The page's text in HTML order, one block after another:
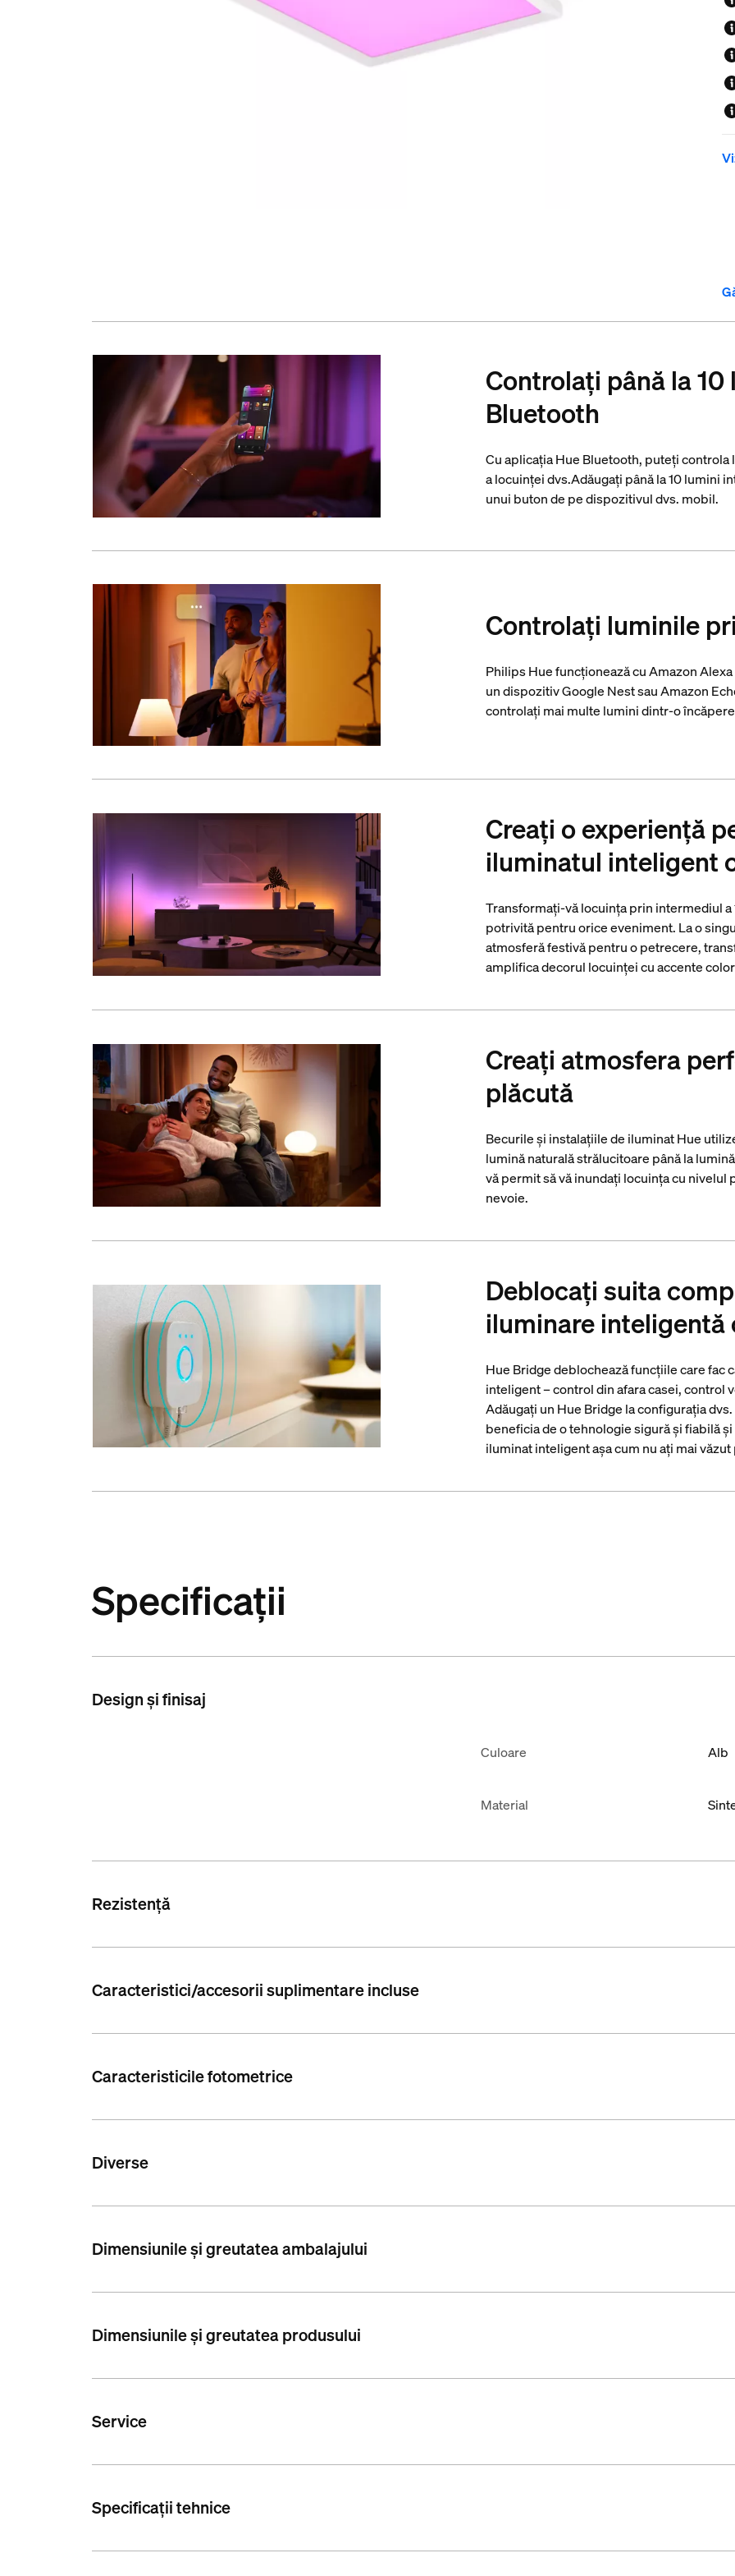
Controlați până la
Bluetooth
Cu aplicația Hue Bluetooth, puteți
a locuinței dvs.Adăugați până la 10 lumini
unui buton de pe dispozitivul dvs. mobil.
Controlați luminile
Philips Hue funcționează cu Amazon
un dispozitiv Google Nest sau Amazon
controlați mai multe lumini dintr-o
Creați o experiență
iluminatul inteligent
Transformați-vă locuința prin intermediul
potrivită pentru orice eveniment. La o
atmosferă festivă pentru o petrecere,
amplifica decorul locuinței cu accente
Creați atmosfera
plăcută
Becurile și instalațiile de iluminat Hue
lumină naturală strălucitoare până la
vă permit să vă inundați locuința cu
nevoie.
Deblocați suita
iluminare inteligentă
Hue Bridge deblochează funcțiile care fac
inteligent – control din afara casei, control
Adăugați un Hue Bridge la configurația
beneficia de o tehnologie sigură și fiabilă
iluminat inteligent așa cum nu ați mai văzut
Specificații
Design și finisaj
Culoare Alb
Material
Rezistență
Caracteristici/accesorii suplimentare incluse
Caracteristicile fotometrice
Diverse
Dimensiunile și greutatea ambalajului
Dimensiunile și greutatea produsului
Service
Specificații tehnice